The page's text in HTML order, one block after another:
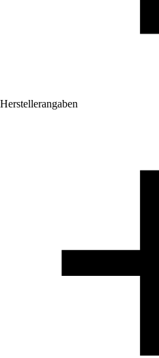
Herstellerangaben